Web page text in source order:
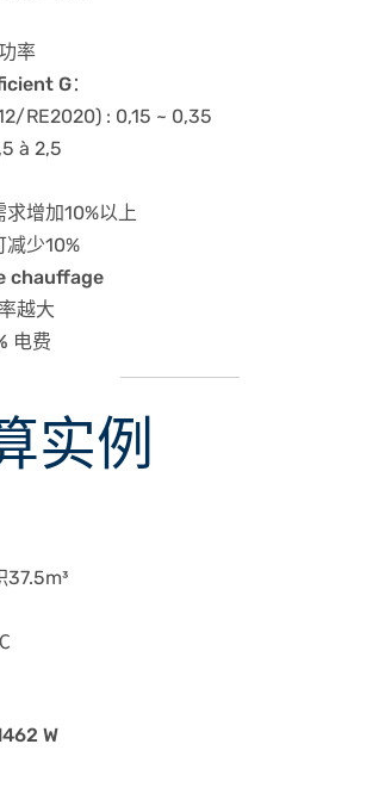
率
G：
RE2020) : 0,15 ~ 0,35
à 2,5
增加10%以上
少10%
chauffage
越大
电费
实例
W